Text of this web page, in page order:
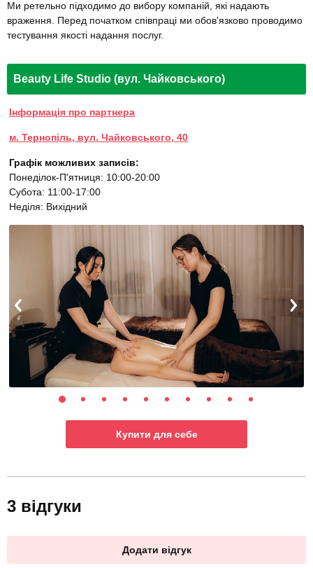
Ми ретельно підходимо до вибору компаній, які надають
враження. Перед початком співпраці ми обов'язково проводимо
тестування якості надання послуг.
Beauty Life Studio (вул. Чайковського)
Інформація про партнера
м. Тернопіль, вул. Чайковського, 40
Графік можливих записів:
Понеділок-П'ятниця: 10:00-20:00
Субота: 11:00-17:00
Неділя: Вихідний
Купити для себе
3 відгуки
Додати відгук